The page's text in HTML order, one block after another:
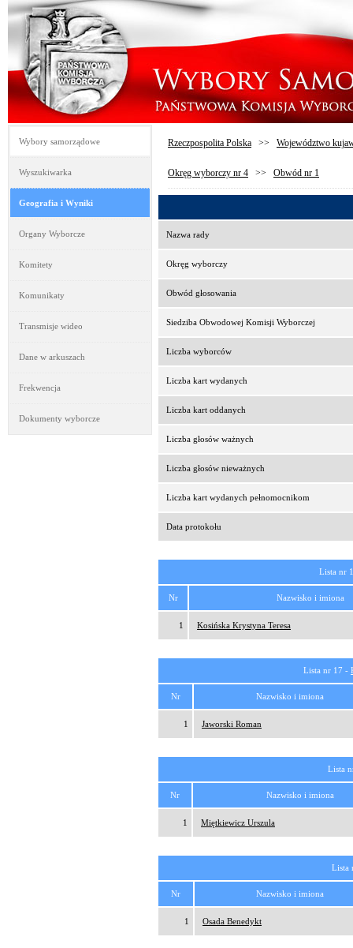
Wybory samorządowe
Wyszukiwarka
Geografia i Wyniki
Organy Wyborcze
Komitety
Komunikaty
Transmisje wideo
Dane w arkuszach
Frekwencja
Dokumenty wyborcze
Rzeczpospolita Polska >> Województwo
Okręg wyborczy nr 4 >> Obwód nr 1
Nazwa rady
Okręg wyborczy
Obwód głosowania
Siedziba Obwodowej Komisji Wyborczej
Liczba wyborców
Liczba kart wydanych
Liczba kart oddanych
Liczba głosów ważnych
Liczba głosów nieważnych
Liczba kart wydanych pełnomocnikom
Data protokołu
Lista nr
Nr Nazwisko i imiona
1 Kosińska Krystyna Teresa
Lista nr 17 -
Nr Nazwisko i imiona
1 Jaworski Roman
Lista
Nr Nazwisko i imiona
1 Miętkiewicz Urszula
Lista
Nr Nazwisko i imiona
1 Osada Benedykt